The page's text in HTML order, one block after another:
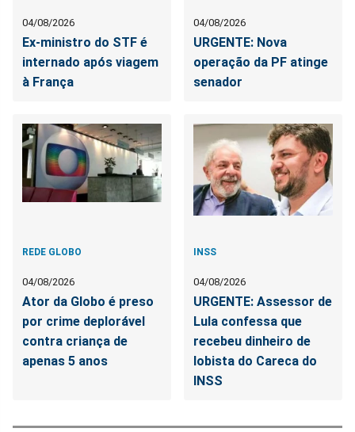
04/08/2026
Ex-ministro do STF é
internado após viagem
à França
04/08/2026
URGENTE: Nova
operação da PF atinge
senador
REDE GLOBO
04/08/2026
Ator da Globo é preso
por crime deplorável
contra criança de
apenas 5 anos
INSS
04/08/2026
URGENTE: Assessor de
Lula confessa que
recebeu dinheiro de
lobista do Careca do
INSS